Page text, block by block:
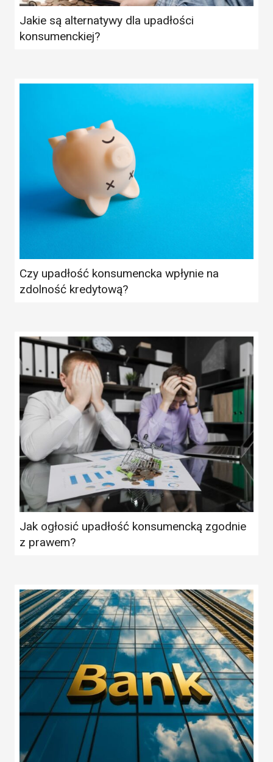
Jakie są alternatywy dla upadłości
konsumenckiej?
Czy upadłość konsumencka wpłynie na
zdolność kredytową?
Jak ogłosić upadłość konsumencką zgodnie
z prawem?